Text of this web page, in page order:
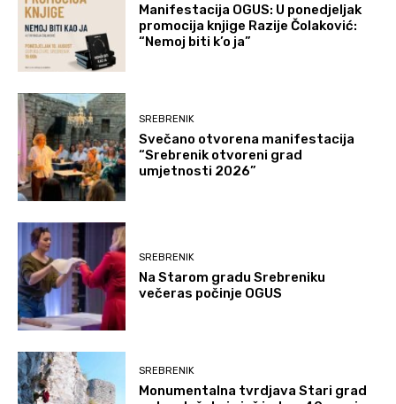
Manifestacija OGUS: U ponedjeljak
promocija knjige Razije Čolaković:
“Nemoj biti k’o ja”
SREBRENIK
Svečano otvorena manifestacija
“Srebrenik otvoreni grad
umjetnosti 2026”
SREBRENIK
Na Starom gradu Srebreniku
večeras počinje OGUS
SREBRENIK
Monumentalna tvrdjava Stari grad